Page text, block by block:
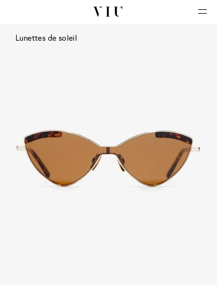
Lunettes de soleil